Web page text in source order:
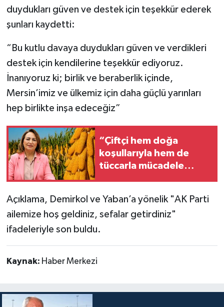
duydukları güven ve destek için teşekkür ederek
şunları kaydetti:
“Bu kutlu davaya duydukları güven ve verdikleri
destek için kendilerine teşekkür ediyoruz.
İnanıyoruz ki; birlik ve beraberlik içinde,
Mersin’imiz ve ülkemiz için daha güçlü yarınları
hep birlikte inşa edeceğiz”
“Çiftçi hem doğa
koşullarıyla hem de
tüccarla mücadele
Açıklama, Demirkol ve Yaban’a yönelik "AK Parti
ailemize hoş geldiniz, sefalar getirdiniz"
ifadeleriyle son buldu.
Kaynak: Haber Merkezi